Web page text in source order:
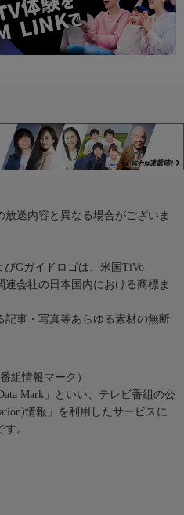
送内容と異なる場合がございま
Gガイドロゴは、米国TiVo
連会社の日本国内における商標ま
記事・写真等あらゆる素材の無断
組情報マーク）
Mark」といい、テレビ番組の公
情報」を利用したサービスに
。